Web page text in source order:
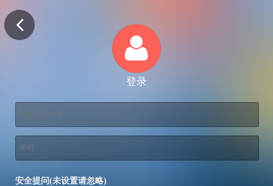
登录
安全提问(未设置请忽略)